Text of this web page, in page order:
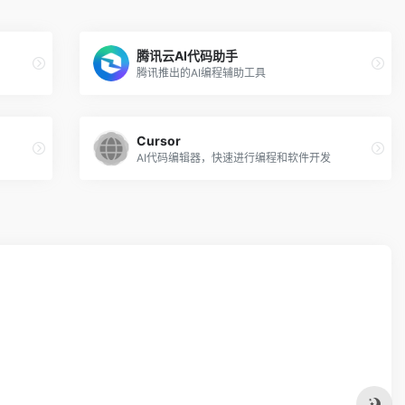
腾讯云AI代码助手
腾讯推出的AI编程辅助工具
Cursor
AI代码编辑器，快速进行编程和软件开发